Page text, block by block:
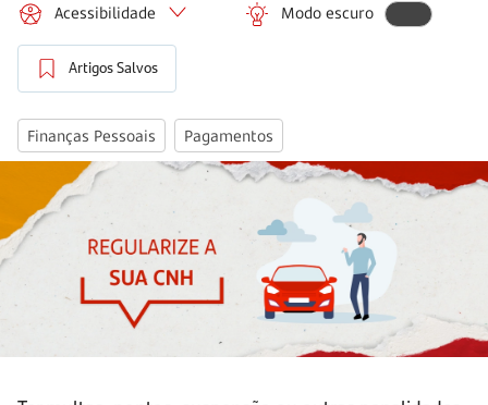
Acessibilidade Modo escuro
Artigos Salvos
Finanças Pessoais Pagamentos